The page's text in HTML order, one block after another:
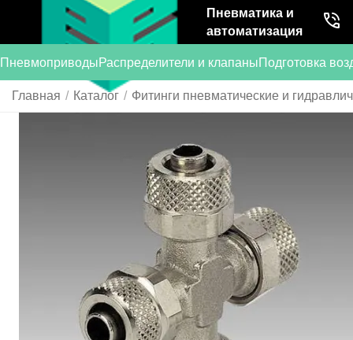
Пневматика и
автоматизация
ПневмоприводыРаспределители и клапаныПодготовка
Главная / Каталог / Фитинги пневматические и